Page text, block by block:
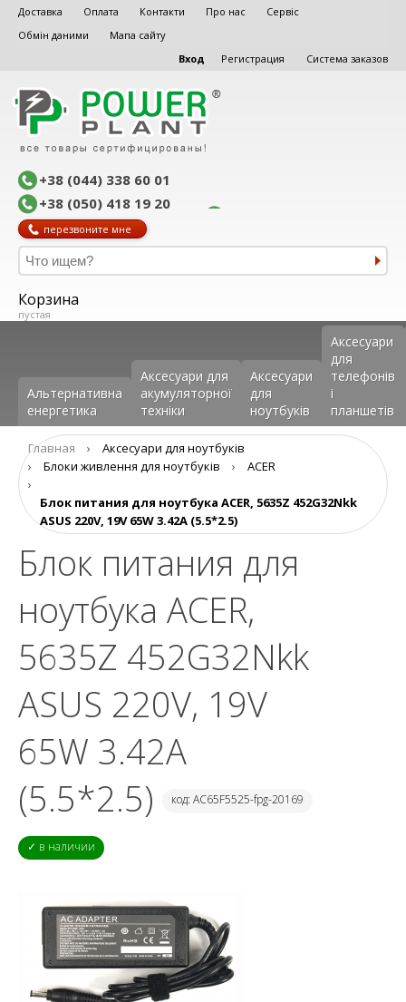
Доставка Оплата Контакти Про нас
Сервіс
Обмін даними
Мапа сайту
Вход
Регистрация Система заказов
+38 (044) 338 60 01
+38 (050) 418 19 20
перезвоните мне
Корзина
пустая
Альтернативна
енергетика
Аксесуари для
акумуляторної
техніки
Аксесуари
для
ноутбуків
Аксеcуари
для
телефонів
і
планшетів
Главная ›
Аксесуари для ноутбуків
›
Блоки живлення для ноутбуків ›
ACER
›
Блок питания для ноутбука ACER, 5635Z 452G32Nkk
ASUS 220V, 19V 65W 3.42A (5.5*2.5)
Блок питания для
ноутбука ACER,
5635Z 452G32Nkk
ASUS 220V, 19V
65W 3.42A
(5.5*2.5)
код: AC65F5525-fpg-20169
✓ в наличии